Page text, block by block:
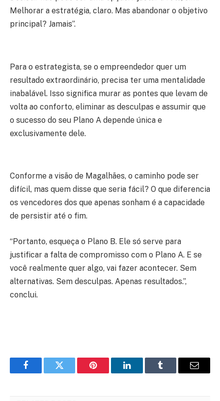
Melhorar a estratégia, claro. Mas abandonar o objetivo
principal? Jamais”.
Para o estrategista, se o empreendedor quer um
resultado extraordinário, precisa ter uma mentalidade
inabalável. Isso significa murar as pontes que levam de
volta ao conforto, eliminar as desculpas e assumir que
o sucesso do seu Plano A depende única e
exclusivamente dele.
Conforme a visão de Magalhães, o caminho pode ser
difícil, mas quem disse que seria fácil? O que diferencia
os vencedores dos que apenas sonham é a capacidade
de persistir até o fim.
“Portanto, esqueça o Plano B. Ele só serve para
justificar a falta de compromisso com o Plano A. E se
você realmente quer algo, vai fazer acontecer. Sem
alternativas. Sem desculpas. Apenas resultados.”,
conclui.
FacebookTwitter Pinterest LinkedInTumblr Email